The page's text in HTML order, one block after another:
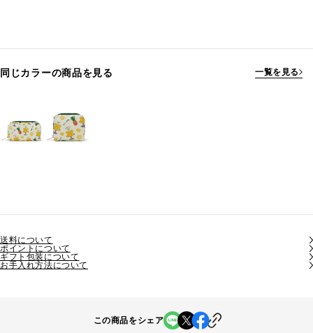
同じカラーの商品を見る 一覧を見る
送料について
ポイントについて
ギフト包装について
お手入れ方法について
この商品をシェア